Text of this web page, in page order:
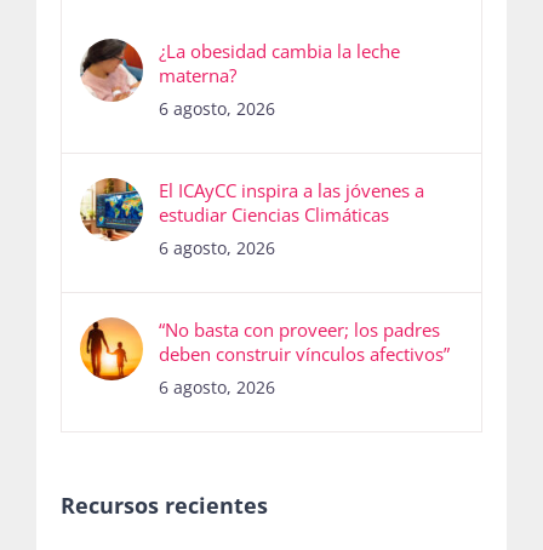
¿La obesidad cambia la leche
materna?
6 agosto, 2026
El ICAyCC inspira a las jóvenes a
estudiar Ciencias Climáticas
6 agosto, 2026
“No basta con proveer; los padres
deben construir vínculos afectivos”
6 agosto, 2026
Recursos recientes